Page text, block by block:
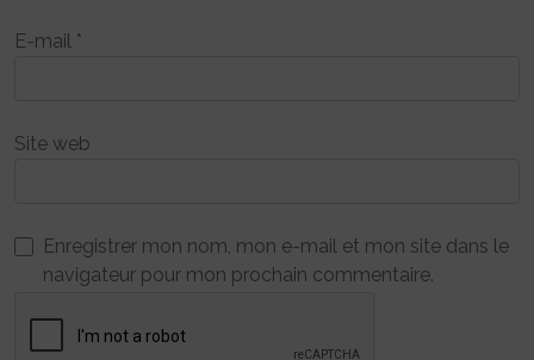
E-mail *
Site web
Enregistrer mon nom, mon e-mail et mon site dans le
navigateur pour mon prochain commentaire.